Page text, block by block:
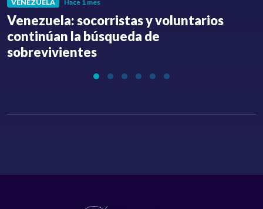
VENEZUELA Hace 1 mes
Venezuela: socorristas y voluntarios
continúan la búsqueda de
sobrevivientes